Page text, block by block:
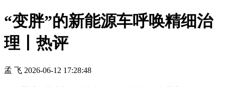
“变胖”的新能源车呼唤精细治
理丨热评
孟 飞 2026-06-12 17:28:48